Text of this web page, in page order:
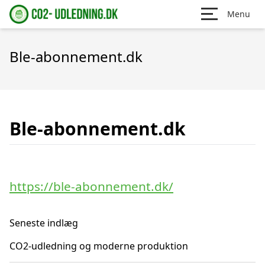
Menu
Ble-abonnement.dk
Ble-abonnement.dk
https://ble-abonnement.dk/
Seneste indlæg
CO2-udledning og moderne produktion